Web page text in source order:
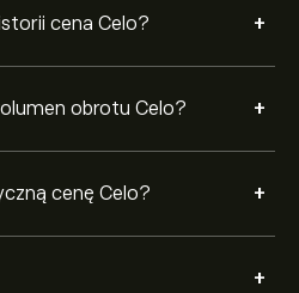
cena Celo? +
obrotu Celo? +
cenę Celo? +
+